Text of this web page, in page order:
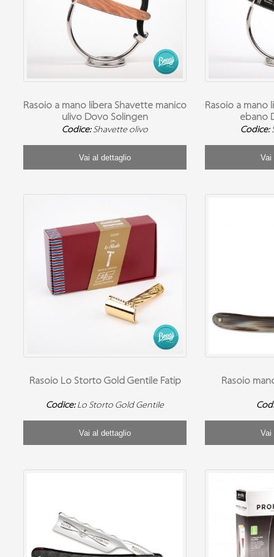
Rasoio a mano libera Shavette manico
ulivo Dovo Solingen
Codice: Shavette olivo
Vai al dettaglio
Rasoio a mano
ebano
Codice:
Vai
Rasoio Lo Storto Gold Gentile Fatip
Codice: Lo Storto Gold Gentile
Vai al dettaglio
Rasoio
Vai